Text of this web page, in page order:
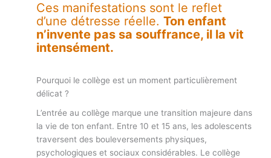
Ces manifestations sont le reflet
d’une détresse réelle. Ton enfant
n’invente pas sa souffrance, il la vit
intensément.
Pourquoi le collège est un moment particulièrement
délicat ?
L’entrée au collège marque une transition majeure dans
la vie de ton enfant. Entre 10 et 15 ans, les adolescents
traversent des bouleversements physiques,
psychologiques et sociaux considérables. Le collège